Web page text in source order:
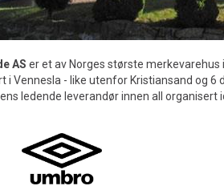
AS er et av Norges største
i Vennesla - like utenfor Kristiansand og
ledende leverandør innen all organisert